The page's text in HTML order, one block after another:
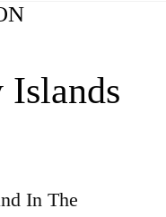
Islands
In The